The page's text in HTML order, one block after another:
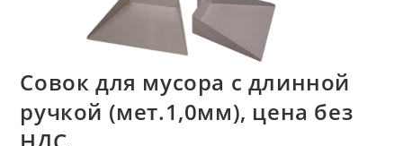
Совок для мусора с длинной
ручкой (мет.1,0мм), цена без